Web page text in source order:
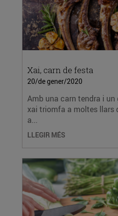
Xai, carn de festa
20/de gener/2020
Amb una carn tendra i
xai triomfa a moltes llars
a...
LLEGIR MÉS